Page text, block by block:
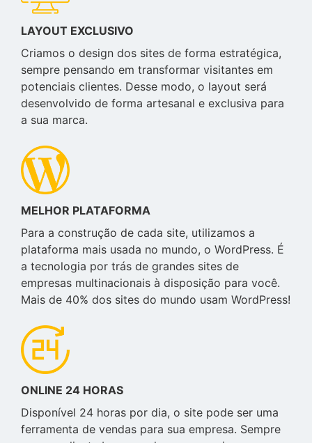
LAYOUT EXCLUSIVO
Criamos o design dos sites de forma estratégica,
sempre pensando em transformar visitantes em
potenciais clientes. Desse modo, o layout será
desenvolvido de forma artesanal e exclusiva para
a sua marca.
MELHOR PLATAFORMA
Para a construção de cada site, utilizamos a
plataforma mais usada no mundo, o WordPress. É
a tecnologia por trás de grandes sites de
empresas multinacionais à disposição para você.
Mais de 40% dos sites do mundo usam WordPress!
ONLINE 24 HORAS
Disponível 24 horas por dia, o site pode ser uma
ferramenta de vendas para sua empresa. Sempre